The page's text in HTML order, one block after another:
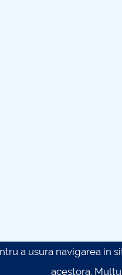
a usura navigarea
acestora.